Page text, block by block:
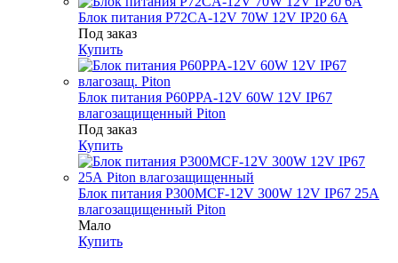
Блок питания P72CA-12V 70W 12V IP20 6A
Под заказ
Купить
Блок питания P60PPA-12V 60W 12V IP67
влагозащищенный Piton
Под заказ
Купить
Блок питания P300MCF-12V 300W 12V IP67 25А
влагозащищенный Piton
Мало
Купить